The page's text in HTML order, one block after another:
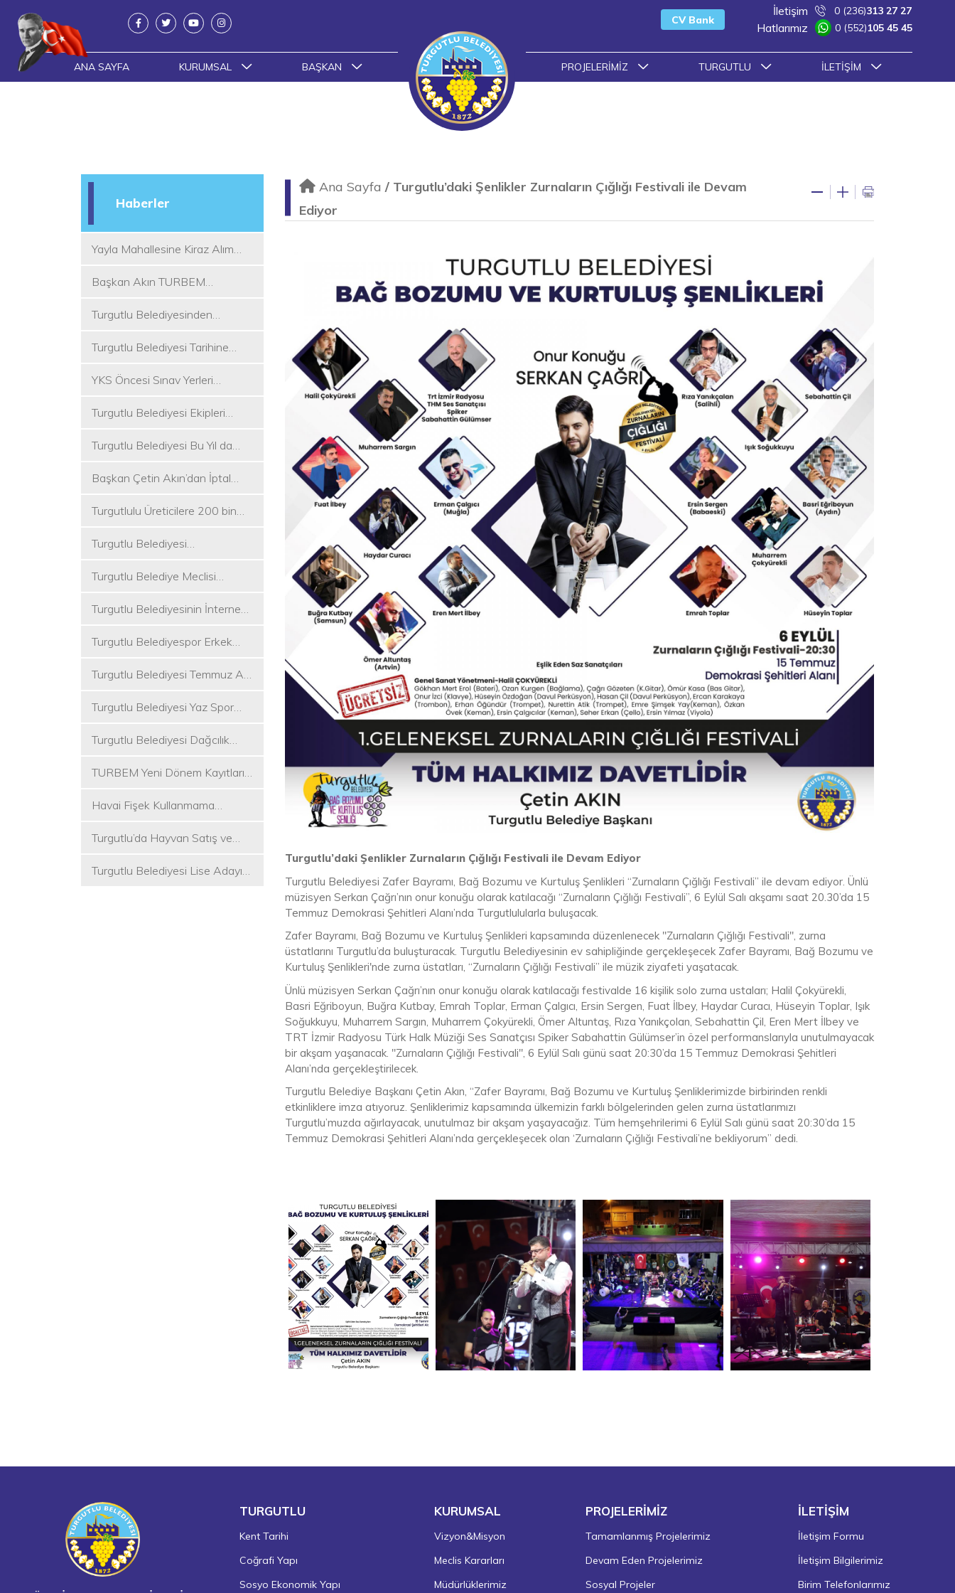
ANA SAYFA KURUMSAL BAŞKAN PROJELERIMIZ TURGUTLU İLETIŞIM
CV Bank
İletişim 0 (236)313 27 27
Hatlarımız 0 (552)105 45 45
Haberler
Yayla Mahallesine Kiraz Alım
Başkan Akın TURBEM
Turgutlu Belediyesinden
Mesai
Turgutlu Belediyesi Tarihine
YKS Öncesi Sınav Yerleri
Turgutlu Belediyesi Ekipleri
Hizmete Devam Ediyor
Turgutlu Belediyesi Bu Yıl da
Kuracak
Başkan Çetin Akın’dan İptal
Turgutlulu Üreticilere 200 bin
Turgutlu Belediyesi
Turgutlu Belediye Meclisi
Turgutlu Belediyesinin İnternet
Turgutlu Belediyespor Erkek
Turgutlu Belediyesi Temmuz Ayı
Turgutlu Belediyesi Yaz Spor
Turgutlu Belediyesi Dağcılık
Düzenledi
TURBEM Yeni Dönem Kayıtları
Havai Fişek Kullanmama
Akın Oldu
Turgutlu’da Hayvan Satış ve
Turgutlu Belediyesi Lise Adayı
Ana Sayfa / Turgutlu’daki Şenlikler Zurnaların Çığlığı Festivali ile Devam
Ediyor
Turgutlu’daki Şenlikler Zurnaların Çığlığı Festivali ile Devam Ediyor
Turgutlu Belediyesi Zafer Bayramı, Bağ Bozumu ve Kurtuluş Şenlikleri “Zurnaların Çığlığı Festivali” ile devam ediyor. Ünlü
müzisyen Serkan Çağrı’nın onur konuğu olarak katılacağı “Zurnaların Çığlığı Festivali”, 6 Eylül Salı akşamı saat 20.30’da 15
Temmuz Demokrasi Şehitleri Alanı’nda Turgutlulularla buluşacak.
Zafer Bayramı, Bağ Bozumu ve Kurtuluş Şenlikleri kapsamında düzenlenecek "Zurnaların Çığlığı Festivali", zurna
üstatlarını Turgutlu’da buluşturacak. Turgutlu Belediyesinin ev sahipliğinde gerçekleşecek Zafer Bayramı, Bağ Bozumu ve
Kurtuluş Şenlikleri'nde zurna üstatları, “Zurnaların Çığlığı Festivali” ile müzik ziyafeti yaşatacak.
Ünlü müzisyen Serkan Çağrı’nın onur konuğu olarak katılacağı festivalde 16 kişilik solo zurna ustaları; Halil Çokyürekli,
Basri Eğriboyun, Buğra Kutbay, Emrah Toplar, Erman Çalgıcı, Ersin Sergen, Fuat İlbey, Haydar Curacı, Hüseyin Toplar, Işık
Soğukkuyu, Muharrem Sargın, Muharrem Çokyürekli, Ömer Altuntaş, Rıza Yanıkçolan, Sebahattin Çil, Eren Mert İlbey ve
TRT İzmir Radyosu Türk Halk Müziği Ses Sanatçısı Spiker Sabahattin Gülümser’in özel performanslarıyla unutulmayacak
bir akşam yaşanacak. "Zurnaların Çığlığı Festivali", 6 Eylül Salı günü saat 20:30’da 15 Temmuz Demokrasi Şehitleri
Alanı’nda gerçekleştirilecek.
Turgutlu Belediye Başkanı Çetin Akın, “Zafer Bayramı, Bağ Bozumu ve Kurtuluş Şenliklerimizde birbirinden renkli
etkinliklere imza atıyoruz. Şenliklerimiz kapsamında ülkemizin farklı bölgelerinden gelen zurna üstatlarımızı
Turgutlu’muzda ağırlayacak, unutulmaz bir akşam yaşayacağız. Tüm hemşehrilerimi 6 Eylül Salı günü saat 20:30’da 15
Temmuz Demokrasi Şehitleri Alanı’nda gerçekleşecek olan ‘Zurnaların Çığlığı Festivali’ne bekliyorum” dedi.
TURGUTLU
Kent Tarihi
Coğrafi Yapı
Sosyo Ekonomik Yapı
KURUMSAL
Vizyon&Misyon
Meclis Kararları
Müdürlüklerimiz
PROJELERİMİZ
Tamamlanmış Projelerimiz
Devam Eden Projelerimiz
Sosyal Projeler
İLETİŞİM
İletişim Formu
İletişim Bilgilerimiz
Birim Telefonlarımız